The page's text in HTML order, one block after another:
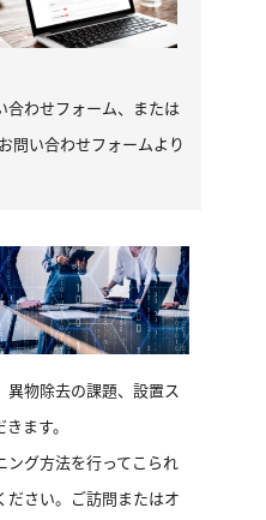
合わせフォーム、または
問い合わせフォームより
異物除去の課題、設置ス
ます。
グ方法を行ってこられ
ださい。ご訪問またはオ